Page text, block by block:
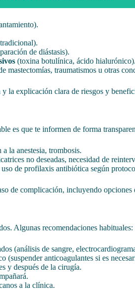
de diástasis).
(toxina botulínica, ácido hialurónico).
mastectomías, traumatismos u otras
y la explicación clara de riesgos y
es que te informen de forma
la anestesia, trombosis.
no deseadas, necesidad de
uso de profilaxis antibiótica según
de complicación, incluyendo
Algunas recomendaciones habituales:
(análisis de sangre,
anticoagulantes si es
y después de la cirugía.
a la clínica.